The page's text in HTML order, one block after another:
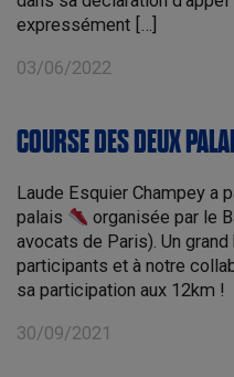
expressément […]
03/06/2022
COURSE DES DEUX
Laude Esquier Champey a
palais
organisée par le
avocats de Paris). Un
participants et à notre
sa participation aux 12km !
30/09/2021